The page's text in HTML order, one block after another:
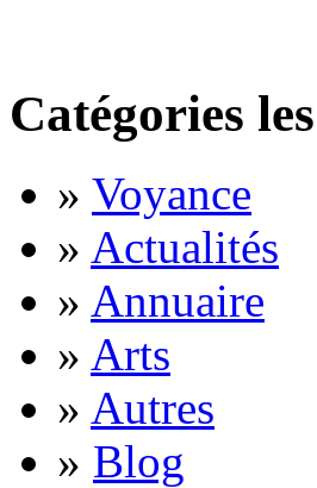
Catégories
» Voyance
» Actualités
» Annuaire
» Arts
» Autres
» Blog